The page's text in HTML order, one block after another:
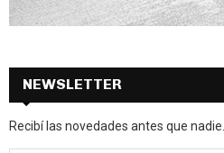
NEWSLETTER
Recibí las novedades antes que nadie...